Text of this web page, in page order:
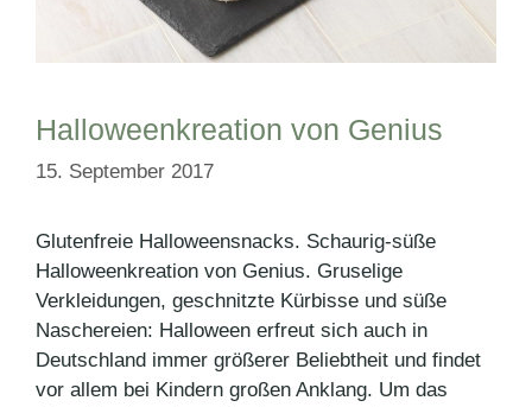
Halloweenkreation von Genius
15. September 2017
Glutenfreie Halloweensnacks. Schaurig-süße
Halloweenkreation von Genius. Gruselige
Verkleidungen, geschnitzte Kürbisse und süße
Naschereien: Halloween erfreut sich auch in
Deutschland immer größerer Beliebtheit und findet
vor allem bei Kindern großen Anklang. Um das